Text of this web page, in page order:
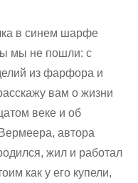
в синем шарфе
мы не пошли: с
из фарфора и
вам о жизни
веке и об
автора
жил и работал
как у его купели,